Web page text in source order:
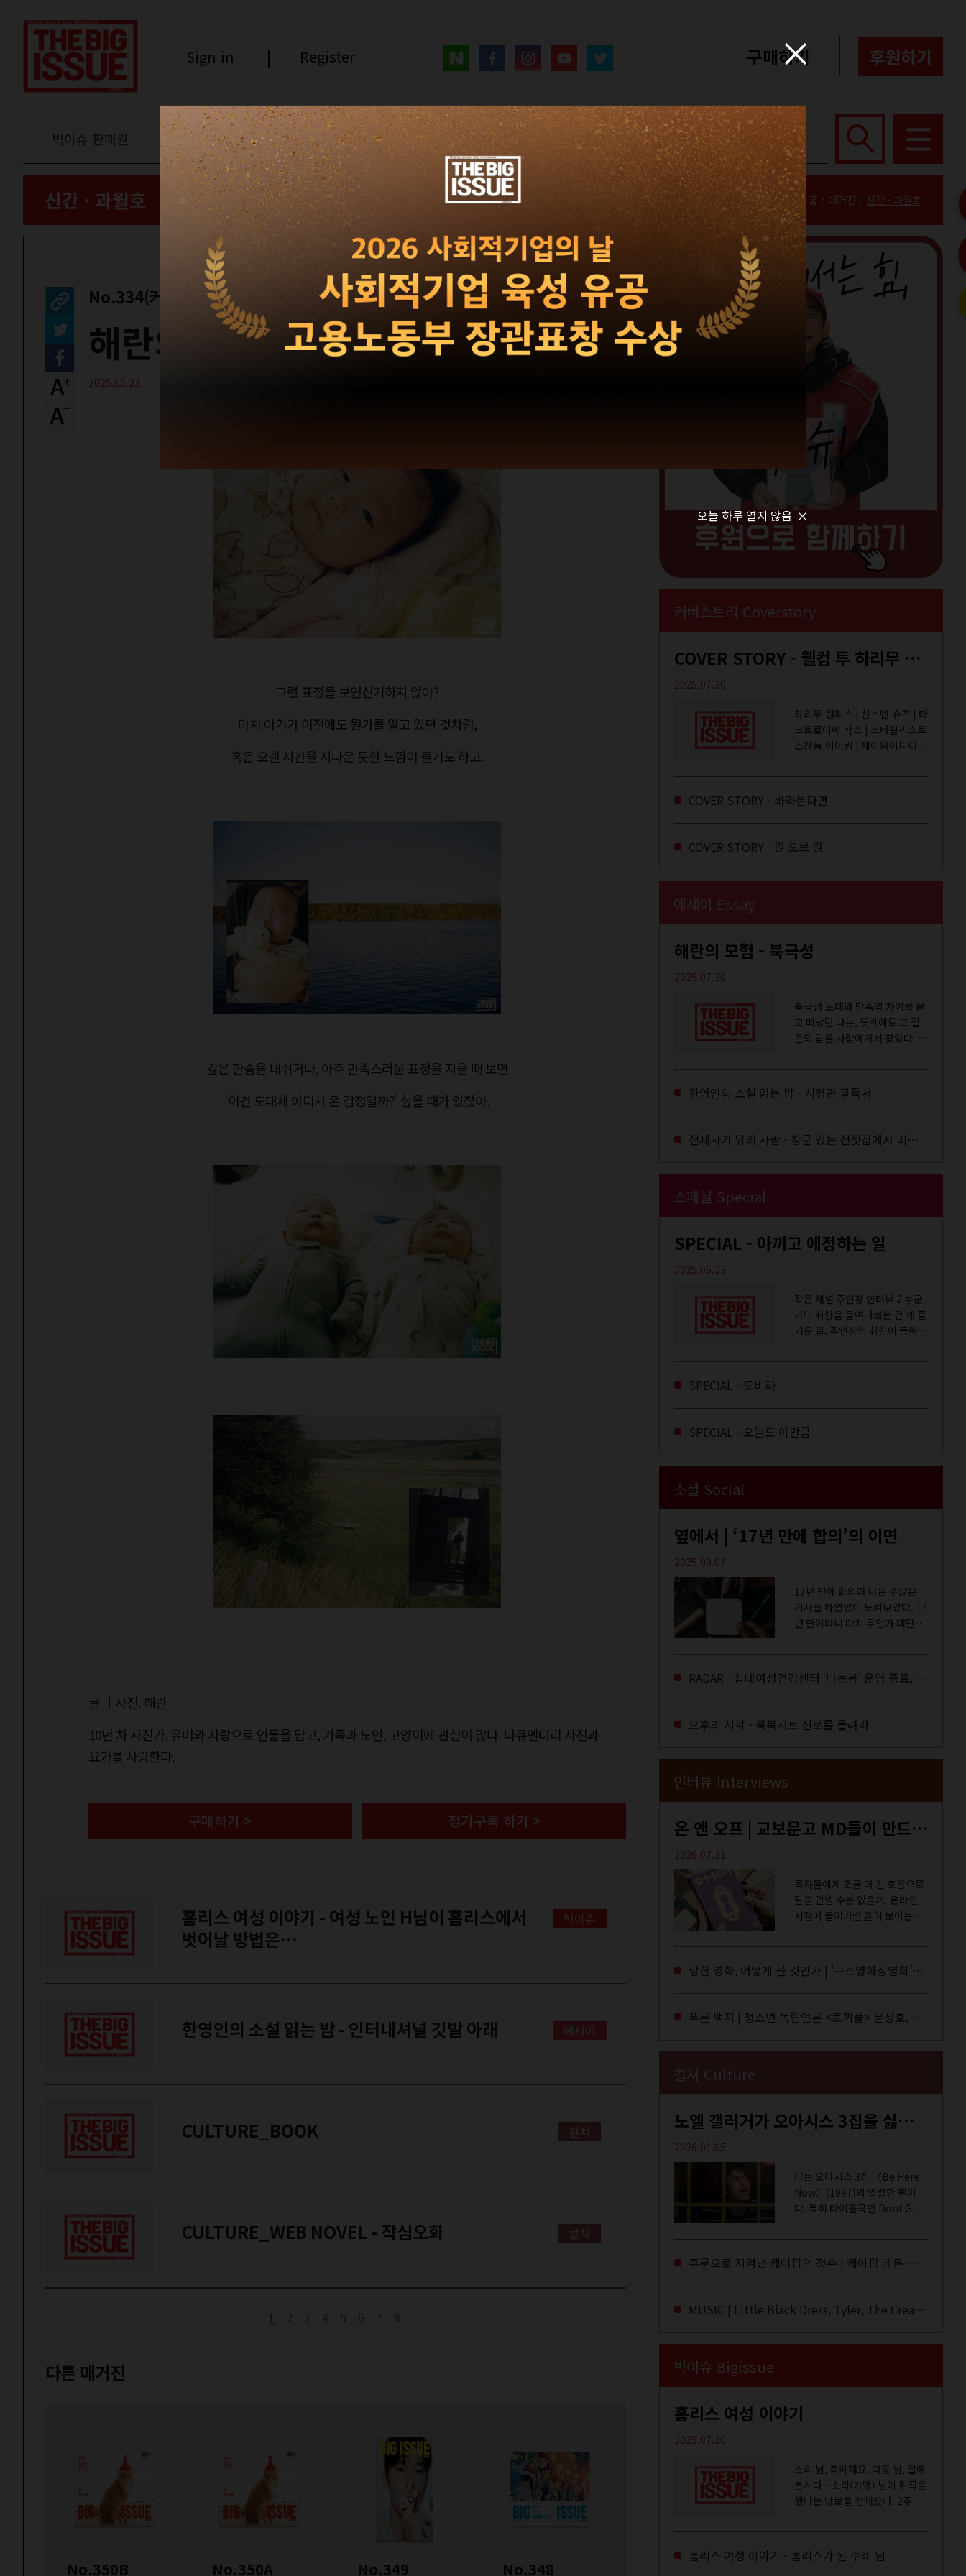
Sign in Register 구매하기 후원하기
빅이슈 판매원 후원하기 매거진 광고 · 제휴 빅이슈 서포터즈 About
신간 · 과월호 홈 / 매거진 / 신간 · 과월호
No.334(커버 B) 에세이
해란의 모험 － 시간을 넘어온 표정
2025.05.23
그런 표정들 보면신기하지 않아?
마치 아기가 이전에도 뭔가를 알고 있던 것처럼,
혹은 오랜 시간을 지나온 듯한 느낌이 들기도 하고.
깊은 한숨을 내쉬거나, 아주 만족스러운 표정을 지을 때 보면
‘이건 도대체 어디서 온 감정일까?’ 싶을 때가 있잖아.
글 ｜사진. 해란
10년 차 사진가. 유머와 사랑으로 인물을 담고, 가족과 노인, 고양이에 관심이 많다. 다큐멘터리 사진과
요가를 사랑한다.
구매하기 > 정기구독 하기 >
홈리스 여성 이야기 - 여성 노인 H님이 홈리스에서
벗어날 방법은…
빅이슈
한영인의 소설 읽는 밤 - 인터내셔널 깃발 아래 에세이
CULTURE_BOOK 컬쳐
CULTURE_WEB NOVEL - 작심오화 컬쳐
1
다른 매거진
No.350B No.350A No.349 No.348
커버스토리 Coverstory
COVER STORY - 웰컴 투 하리무 월드
2025.07.30
하리무 원피스 | 신스덴 슈즈 | 타
크트로이메 삭스 | 스타일리스트
소장품 이어링 | 제이와이디디엠
주와...
COVER STORY - 바라본다면
COVER STORY - 원 오브 원
에세이 Essay
해란의 모험 - 북극성
2025.07.30
북극성 도태와 만족의 차이를 묻
고 떠났던 나는, 뜻밖에도 그 질
문의 답을 사람에게서 찾았다. 내
한영인의 소설 읽는 밤 - 시험관 필독서
전세사기 뒤의 사람 - 창문 있는 전셋집에서 비로소 겨울 이불을 샀다
스페셜 Special
SPECIAL - 아끼고 애정하는 일
2025.06.23
작은 채널 주인장 인터뷰 2 누군
가의 취향을 들여다보는 건 꽤 즐
거운 일. 주인장의 취향이 듬뿍
SPECIAL - 도비라
SPECIAL - 오늘도 이만큼
소셜 Social
옆에서 | ‘17년 만에 합의’의 이면
2025.09.07
17년 만에 합의라 나온 수많은
기사를 하염없이 노려보았다. 17
년 만이라니 마치 무언가 대단한
결정하는 심의기구인 최저임금
위원회에 대한 소식을 전하는 기
RADAR - 십대여성건강센터 ‘나는봄’ 운영 종료, 약자로부터 멀어지는 도시
오후의 시각 - 북북서로 진로를 돌려라
인터뷰 Interviews
온 앤 오프 | 교보문고 MD들이 만드는 종이 잡지 <어떤>
2026.07.31
독자들에게 조금 더 긴 호흡으로
말을 건넬 수는 없을까. 온라인
서점에 들어가면 흔히 보이는
고 MD들의 고민 끝에 세상 밖으
로 나온 종이 잡지 어떤(otton).
망한 영화, 어떻게 볼 것인가 | ‘쿠소영화상영회’와 ‘가자미’의 이야기
푸른 백지 | 청소년 독립언론 <토끼풀> 문성호, 서부건
컬쳐 Culture
노엘 갤러거가 오아시스 3집을 싫어하는 이유 | DEFINITELY MAYBE, AGAIN
2026.01.05
나는 오아시스 3집 〈Be Here
Now〉(1997)의 열렬한 팬이
다. 특히 타이틀곡인 Dont Go
라이브·데모·부틀렉을 합쳐 3만
번 이상은 듣지 않았나 싶다. 이
혼문으로 지켜낸 케이팝의 정수 | 케이팝 데몬 헌터스
MUSIC | Little Black Dress, Tyler, The Creator, Essie Jain
빅이슈 Bigissue
홈리스 여성 이야기
2025.07.30
소리 님, 축하해요, 다홍 님, 잘해
봅시다~ 소리(가명) 님이 취직을
했다는 낭보를 전해왔다. 2주일
하고, 저 오늘이 마지막이에요,
이렇게 인사를 하고 가셨던...
홈리스 여성 이야기 - 홈리스가 된 수레 님
오늘 하루 열지 않음